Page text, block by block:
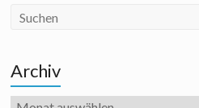
Archiv